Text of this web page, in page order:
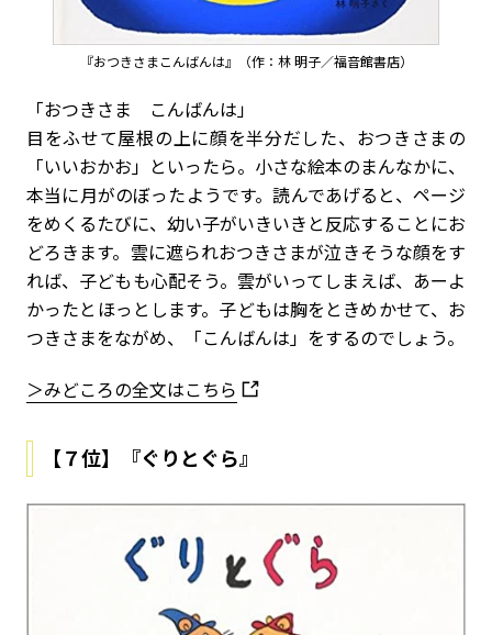
『おつきさまこんばんは』（作：林 明子／福音館書店）
「おつきさま こんばんは」
目をふせて屋根の上に顔を半分だした、おつきさまの
「いいおかお」といったら。小さな絵本のまんなかに、
本当に月がのぼったようです。読んであげると、ページ
をめくるたびに、幼い子がいきいきと反応することにお
どろきます。雲に遮られおつきさまが泣きそうな顔をす
れば、子どもも心配そう。雲がいってしまえば、あーよ
かったとほっとします。子どもは胸をときめかせて、お
つきさまをながめ、「こんばんは」をするのでしょう。
＞みどころの全文はこちら
【７位】『ぐりとぐら』